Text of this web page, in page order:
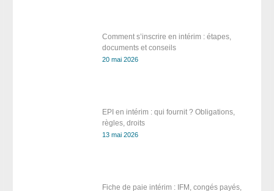
Comment s’inscrire en intérim : étapes,
documents et conseils
20 mai 2026
EPI en intérim : qui fournit ? Obligations,
règles, droits
13 mai 2026
Fiche de paie intérim : IFM, congés payés,